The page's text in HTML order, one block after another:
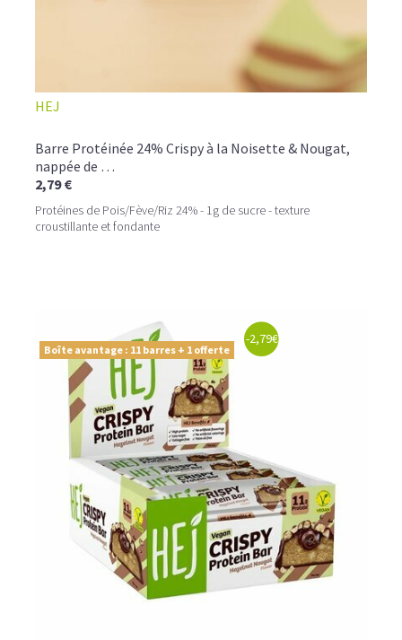
HEJ
Barre Protéinée 24% Crispy à la Noisette & Nougat,
nappée de …
2,79 €
Protéines de Pois/Fève/Riz 24% - 1g de sucre - texture
croustillante et fondante
Boîte avantage : 11 barres + 1 offerte
-2,79€